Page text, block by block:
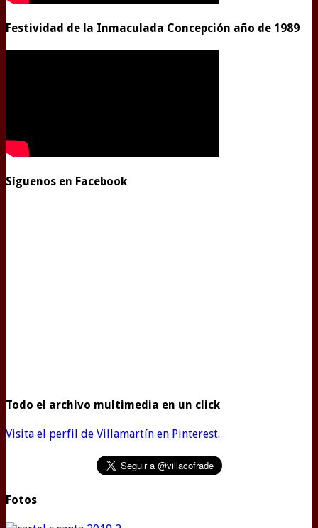
Festividad de la Inmaculada Concepción año de 1989
Síguenos en Facebook
Todo el archivo multimedia en un click
Visita el perfil de Villamartín en Pinterest.
Fotos